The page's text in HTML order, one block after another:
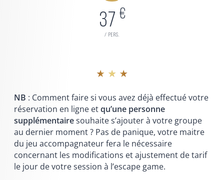
37 €
/ pers.
★ ★ ★
NB : Comment faire si vous avez déjà effectué votre
réservation en ligne etqu’une personne
supplémentairesouhaite s’ajouter à votre groupe
au dernier moment ? Pas de panique, votre maitre
du jeu accompagnateur fera le nécessaire
concernant les modifications et ajustement de tarif
le jour de votre session à l’escape game.